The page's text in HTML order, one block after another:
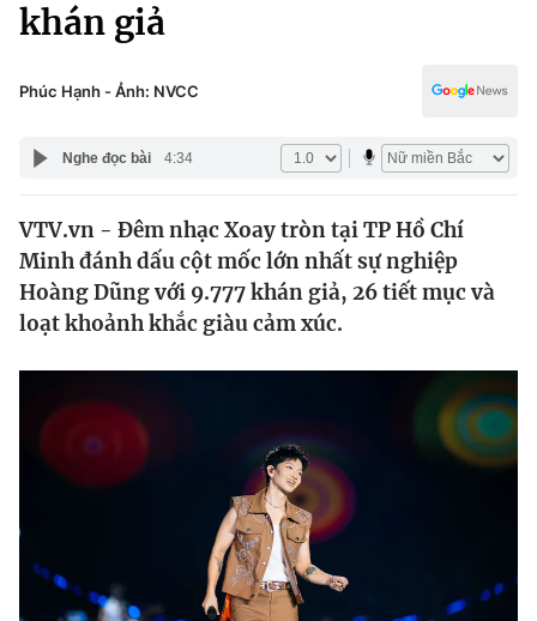
Xã hội
Pháp luật
Y tế
Thế giới
Tin tức
Thế giới đó đây
Kinh tế
Thị trường
Góc doanh nghiệp
Dữ liệu và đời sống
Truyền hình
Hậu trường
Nhân vật
Điện ảnh
Âm nhạc
Đời sống
Văn hóa - Giải trí
khán giả
Phúc Hạnh - Ảnh: NVCC
Nghe đọc bài 4:34
VTV.vn - Đêm nhạc Xoay tròn tại TP Hồ Chí
Minh đánh dấu cột mốc lớn nhất sự nghiệp
Hoàng Dũng với 9.777 khán giả, 26 tiết mục và
loạt khoảnh khắc giàu cảm xúc.